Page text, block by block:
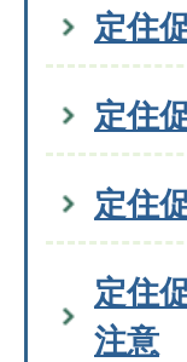
定住
定住
定住
定住
注意